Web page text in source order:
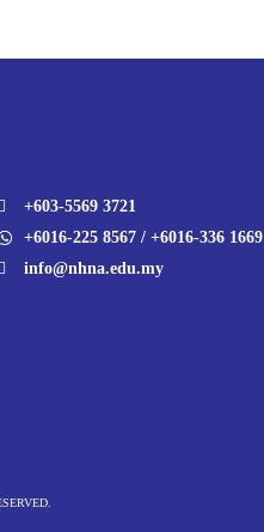
+603-5569 3721
+6016-225 8567 / +6016-336 1669
info@nhna.edu.my